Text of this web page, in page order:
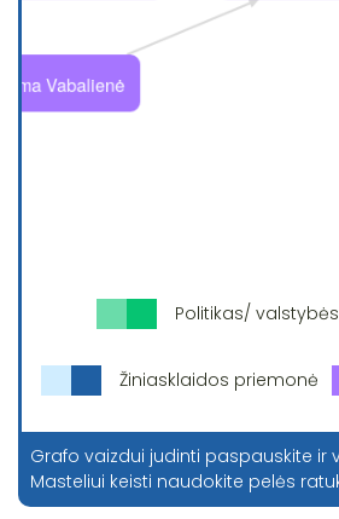
Politikas/
Žiniasklaidos priemonė
Grafo vaizdui judinti paspauskite ir
Masteliui keisti naudokite pelės